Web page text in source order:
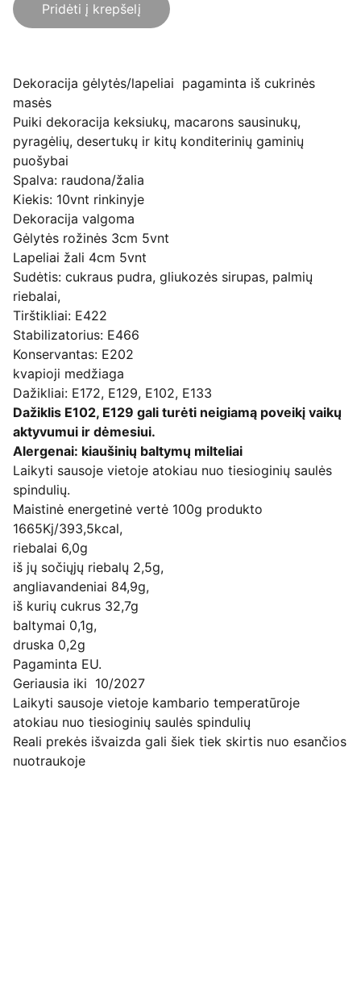
Pridėti į krepšelį
Dekoracija gėlytės/lapeliai pagaminta iš cukrinės
masės
Puiki dekoracija keksiukų, macarons sausinukų,
pyragėlių, desertukų ir kitų konditerinių gaminių
puošybai
Spalva: raudona/žalia
Kiekis: 10vnt rinkinyje
Dekoracija valgoma
Gėlytės rožinės 3cm 5vnt
Lapeliai žali 4cm 5vnt
Sudėtis: cukraus pudra, gliukozės sirupas, palmių
riebalai,
Tirštikliai: E422
Stabilizatorius: E466
Konservantas: E202
kvapioji medžiaga
Dažikliai: E172, E129, E102, E133
Dažiklis E102, E129 gali turėti neigiamą poveikį vaikų
aktyvumui ir dėmesiui.
Alergenai: kiaušinių baltymų milteliai
Laikyti sausoje vietoje atokiau nuo tiesioginių saulės
spindulių.
Maistinė energetinė vertė 100g produkto
1665Kj/393,5kcal,
riebalai 6,0g
iš jų sočiųjų riebalų 2,5g,
angliavandeniai 84,9g,
iš kurių cukrus 32,7g
baltymai 0,1g,
druska 0,2g
Pagaminta EU.
Geriausia iki 10/2027
Laikyti sausoje vietoje kambario temperatūroje
atokiau nuo tiesioginių saulės spindulių
Reali prekės išvaizda gali šiek tiek skirtis nuo esančios
nuotraukoje